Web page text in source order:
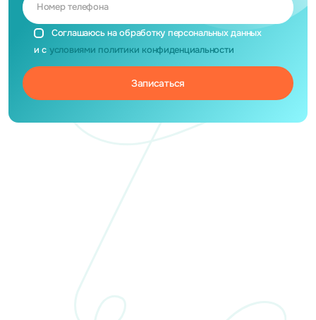
Номер телефона
Соглашаюсь на обработку персональных данных
и с условиями политики конфиденциальности